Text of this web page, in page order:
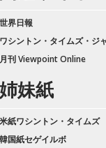
世界日報
ワシントン・タイムズ・ジ
月刊 Viewpoint Online
姉妹紙
米紙ワシントン・タイムズ
韓国紙セゲイルボ